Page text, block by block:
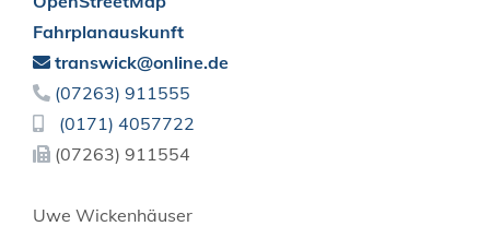
Fahrplanauskunft
transwick@online.de
(07263) 91 1555
(01 71) 4057722
(07263) 91 1554
Uwe Wickenhäuser